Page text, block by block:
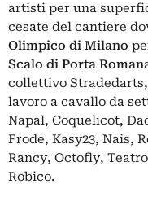
artisti per una
cesate del cantiere
Olimpico di Milano
Scalo di Porta Roman
collettivo
lavoro a cavallo da
Napal, Coquelicot,
Frode, Kasy23, Nais,
Rancy, Octofly,
Robico.